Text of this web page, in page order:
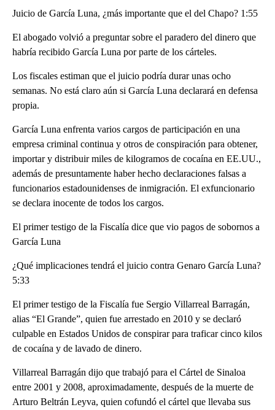
Juicio de García Luna, ¿más importante que el del Chapo? 1:55
El abogado volvió a preguntar sobre el paradero del dinero que
habría recibido García Luna por parte de los cárteles.
Los fiscales estiman que el juicio podría durar unas ocho
semanas. No está claro aún si García Luna declarará en defensa
propia.
García Luna enfrenta varios cargos de participación en una
empresa criminal continua y otros de conspiración para obtener,
importar y distribuir miles de kilogramos de cocaína en EE.UU.,
además de presuntamente haber hecho declaraciones falsas a
funcionarios estadounidenses de inmigración. El exfuncionario
se declara inocente de todos los cargos.
El primer testigo de la Fiscalía dice que vio pagos de sobornos a
García Luna
¿Qué implicaciones tendrá el juicio contra Genaro García Luna?
5:33
El primer testigo de la Fiscalía fue Sergio Villarreal Barragán,
alias “El Grande”, quien fue arrestado en 2010 y se declaró
culpable en Estados Unidos de conspirar para traficar cinco kilos
de cocaína y de lavado de dinero.
Villarreal Barragán dijo que trabajó para el Cártel de Sinaloa
entre 2001 y 2008, aproximadamente, después de la muerte de
Arturo Beltrán Leyva, quien cofundó el cártel que llevaba sus